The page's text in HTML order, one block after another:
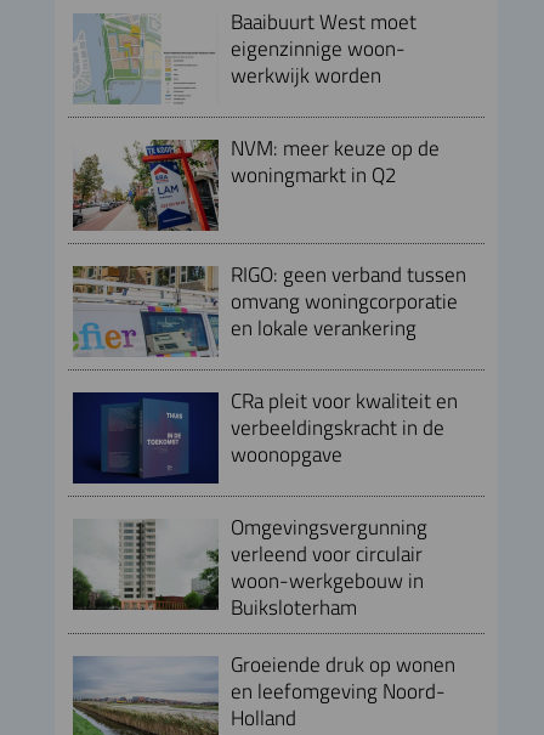
Baaibuurt West moet
eigenzinnige woon-
werkwijk worden
NVM: meer keuze op de
woningmarkt in Q2
RIGO: geen verband tussen
omvang woningcorporatie
en lokale verankering
CRa pleit voor kwaliteit en
verbeeldingskracht in de
woonopgave
Omgevingsvergunning
verleend voor circulair
woon-werkgebouw in
Buiksloterham
Groeiende druk op wonen
en leefomgeving Noord-
Holland